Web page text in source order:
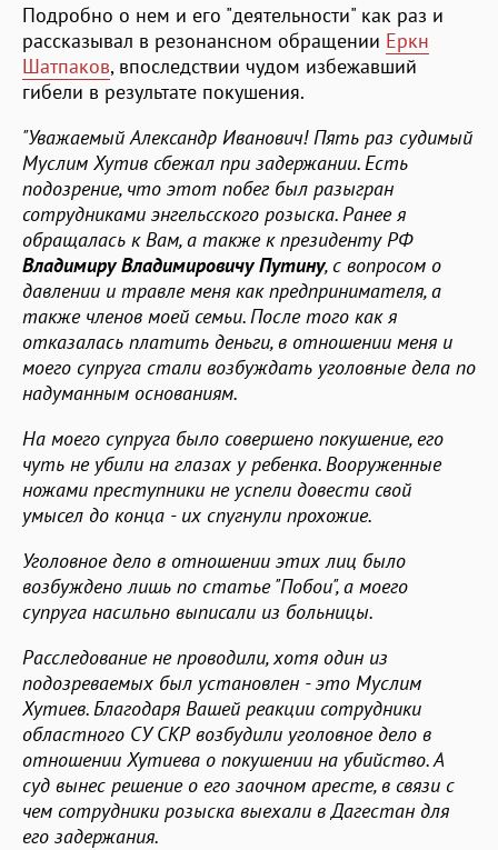
Подробно о нем и его "деятельности" как раз и
рассказывал в резонансном обращении Еркн
Шатпаков, впоследствии чудом избежавший
гибели в результате покушения.
"Уважаемый Александр Иванович! Пять раз судимый
Муслим Хутив сбежал при задержании. Есть
подозрение, что этот побег был разыгран
сотрудниками энгельсского розыска. Ранее я
обращалась к Вам, а также к президенту РФ
Владимиру Владимировичу Путину, с вопросом о
давлении и травле меня как предпринимателя, а
также членов моей семьи. После того как я
отказалась платить деньги, в отношении меня и
моего супруга стали возбуждать уголовные дела по
надуманным основаниям.
На моего супруга было совершено покушение, его
чуть не убили на глазах у ребенка. Вооруженные
ножами преступники не успели довести свой
умысел до конца - их спугнули прохожие.
Уголовное дело в отношении этих лиц было
возбуждено лишь по статье "Побои", а моего
супруга насильно выписали из больницы.
Расследование не проводили, хотя один из
подозреваемых был установлен - это Муслим
Хутиев. Благодаря Вашей реакции сотрудники
областного СУ СКР возбудили уголовное дело в
отношении Хутиева о покушении на убийство. А
суд вынес решение о его заочном аресте, в связи с
чем сотрудники розыска выехали в Дагестан для
его задержания.